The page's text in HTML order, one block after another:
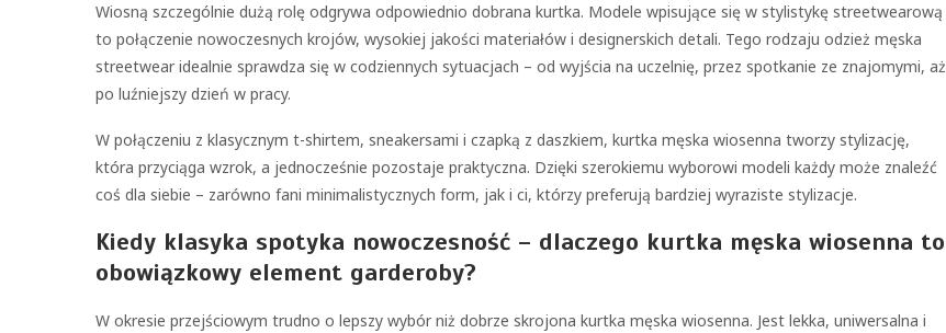
Wiosną szczególnie dużą rolę odgrywa odpowiednio dobrana kurtka. Modele wpisujące się w stylistykę streetwearową
to połączenie nowoczesnych krojów, wysokiej jakości materiałów i designerskich detali. Tego rodzaju odzież męska
streetwear idealnie sprawdza się w codziennych sytuacjach – od wyjścia na uczelnię, przez spotkanie ze znajomymi, aż
po luźniejszy dzień w pracy.
W połączeniu z klasycznym t-shirtem, sneakersami i czapką z daszkiem, kurtka męska wiosenna tworzy stylizację,
która przyciąga wzrok, a jednocześnie pozostaje praktyczna. Dzięki szerokiemu wyborowi modeli każdy może znaleźć
coś dla siebie – zarówno fani minimalistycznych form, jak i ci, którzy preferują bardziej wyraziste stylizacje.
Kiedy klasyka spotyka nowoczesność – dlaczego kurtka męska wiosenna to
obowiązkowy element garderoby?
W okresie przejściowym trudno o lepszy wybór niż dobrze skrojona kurtka męska wiosenna. Jest lekka, uniwersalna i